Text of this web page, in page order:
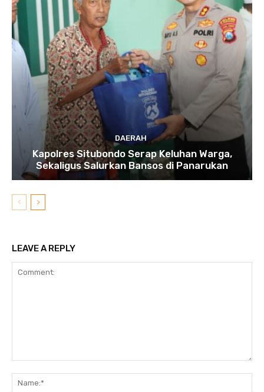
DAERAH
Kapolres Situbondo Serap Keluhan Warga,
Sekaligus Salurkan Bansos di Panarukan
LEAVE A REPLY